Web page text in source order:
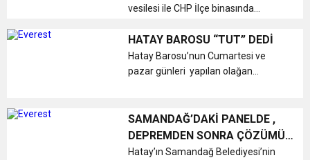
vesilesi ile CHP İlçe binasında
HATAY BAROSU “TUT” DEDİ
Hatay Barosu’nun Cumartesi ve
pazar günleri yapılan olağan
SAMANDAĞ’DAKİ PANELDE ,
DEPREMDEN SONRA ÇÖZÜMÜN
ODAK NOKTASI DAYANIŞMA
Hatay’ın Samandağ Belediyesi’nin